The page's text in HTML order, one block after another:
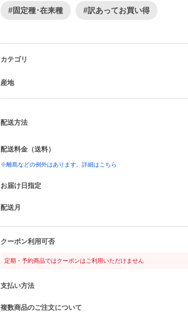
#固定種･在来種 #訳あってお買い得
カテゴリ
産地
配送方法
配送料金（送料）
※離島などの例外はあります。詳細はこちら
お届け日指定
配送月
クーポン利用可否
定期・予約商品ではクーポンはご利用いただけません
支払い方法
複数商品のご注文について